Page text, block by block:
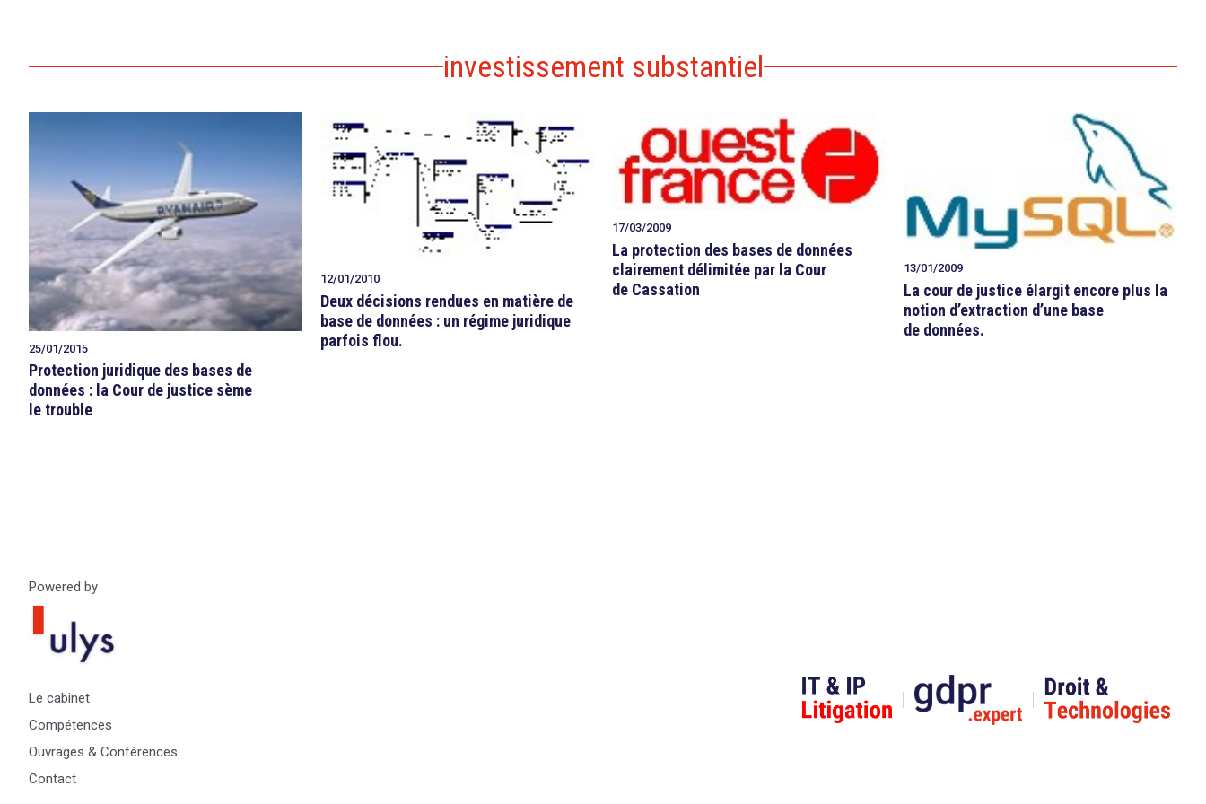
investissement substantiel
25/01/2015
Protection juridique des bases de
données : la Cour de justice sème
le trouble
12/01/2010
Deux décisions rendues en matière de
base de données : un régime juridique
parfois flou.
17/03/2009
La protection des bases de données
clairement délimitée par la Cour
de Cassation
13/01/2009
La cour de justice élargit encore plus la
notion d’extraction d’une base
de données.
search
Powered by
Le cabinet
Compétences
Ouvrages & Conférences
Contact